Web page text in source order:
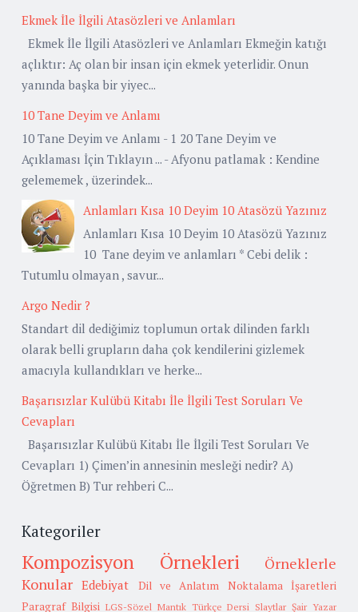
Ekmek İle İlgili Atasözleri ve Anlamları
Ekmek İle İlgili Atasözleri ve Anlamları Ekmeğin katığı
açlıktır: Aç olan bir insan için ekmek yeterlidir. Onun
yanında başka bir yiyec...
10 Tane Deyim ve Anlamı
10 Tane Deyim ve Anlamı - 1 20 Tane Deyim ve
Açıklaması İçin Tıklayın ... - Afyonu patlamak : Kendine
gelememek , üzerindek...
Anlamları Kısa 10 Deyim 10 Atasözü Yazınız
Anlamları Kısa 10 Deyim 10 Atasözü Yazınız
10 Tane deyim ve anlamları * Cebi delik :
Tutumlu olmayan , savur...
Argo Nedir ?
Standart dil dediğimiz toplumun ortak dilinden farklı
olarak belli grupların daha çok kendilerini gizlemek
amacıyla kullandıkları ve herke...
Başarısızlar Kulübü Kitabı İle İlgili Test Soruları Ve
Cevapları
Başarısızlar Kulübü Kitabı İle İlgili Test Soruları Ve
Cevapları 1) Çimen’in annesinin mesleği nedir? A)
Öğretmen B) Tur rehberi C...
Kategoriler
Kompozisyon Örnekleri
Örneklerle
Konular Edebiyat Dil ve Anlatım
Noktalama İşaretleri
Paragraf Bilgisi LGS-Sözel Mantık Türkçe Dersi Slaytlar Şair Yazar